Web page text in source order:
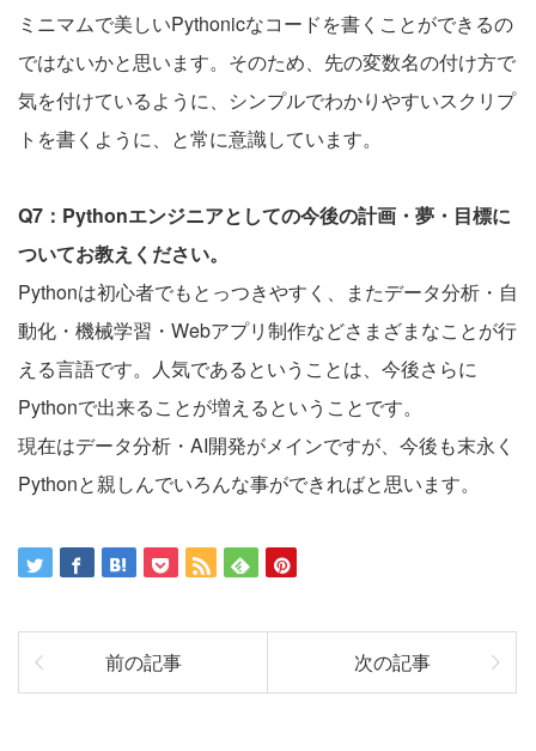
ミニマムで美しいPythonicなコードを書くことができるの
ではないかと思います。そのため、先の変数名の付け方で
気を付けているように、シンプルでわかりやすいスクリプ
トを書くように、と常に意識しています。
Q7：Pythonエンジニアとしての今後の計画・夢・目標に
ついてお教えください。
Pythonは初心者でもとっつきやすく、またデータ分析・自
動化・機械学習・Webアプリ制作などさまざまなことが行
える言語です。人気であるということは、今後さらに
Pythonで出来ることが増えるということです。
現在はデータ分析・AI開発がメインですが、今後も末永く
Pythonと親しんでいろんな事ができればと思います。
前の記事 次の記事